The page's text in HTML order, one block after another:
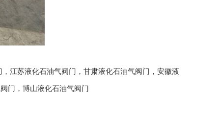
， 江苏液化石油气阀门 ， 甘肃液化石油气阀门 ， 安徽液
门 ， 博山液化石油气阀门